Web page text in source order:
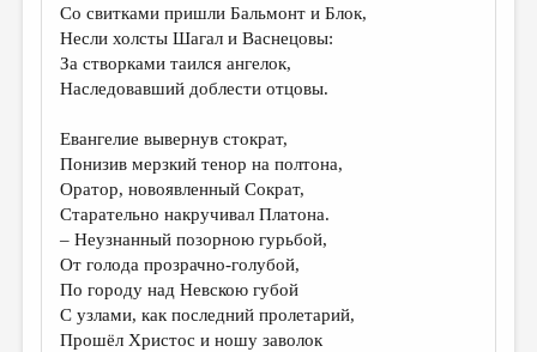
Со свитками пришли Бальмонт и Блок,
Несли холсты Шагал и Васнецовы:
За створками таился ангелок,
Наследовавший доблести отцовы.
Евангелие вывернув стократ,
Понизив мерзкий тенор на полтона,
Оратор, новоявленный Сократ,
Старательно накручивал Платона.
– Неузнанный позорною гурьбой,
От голода прозрачно-голубой,
По городу над Невскою губой
С узлами, как последний пролетарий,
Прошёл Христос и ношу заволок